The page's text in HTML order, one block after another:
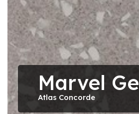
Marvel
Atlas Concorde